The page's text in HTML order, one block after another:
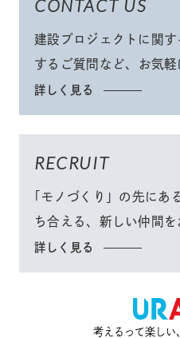
CONTACT US
建設プロジェクトに関
するご質問など、
お気
詳しく見る
RECRUIT
「モノづくり」 の先にあ
ち合える、 新しい仲間を
詳しく見る
考えるって楽しい